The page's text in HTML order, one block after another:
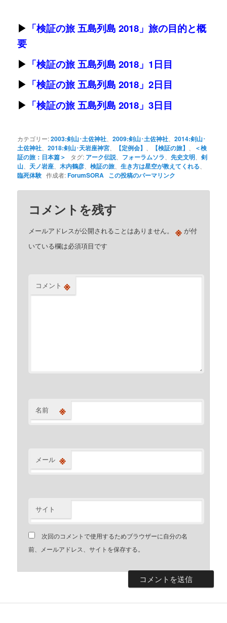
▶ 「検証の旅 五島列島 2018」旅の目的と概
要
▶ 「検証の旅 五島列島 2018」1日目
▶ 「検証の旅 五島列島 2018」2日目
▶ 「検証の旅 五島列島 2018」3日目
カテゴリー:2003:剣山･土佐神社 、2009:剣山･土佐神社 、2014:剣山･
土佐神社 、2018:剣山･天岩座神宮 【定例会】 【検証の旅】
＜検
証の旅：日本篇＞
タグ: アーク伝説 フォーラムソラ 、先史文明 、剣
山
天ノ岩座 、木内鶴彦 、検証の旅 、生き方は星空が教えてくれる
臨死体験 作成者:ForumSORA この投稿のパーマリンク
コメントを残す
メールアドレスが公開されることはありません。 ※ が付
いている欄は必須項目です
コメント ※
名前 ※
メール ※
サイト
次回のコメントで使用するためブラウザーに自分の名
前、メールアドレス、サイトを保存する。